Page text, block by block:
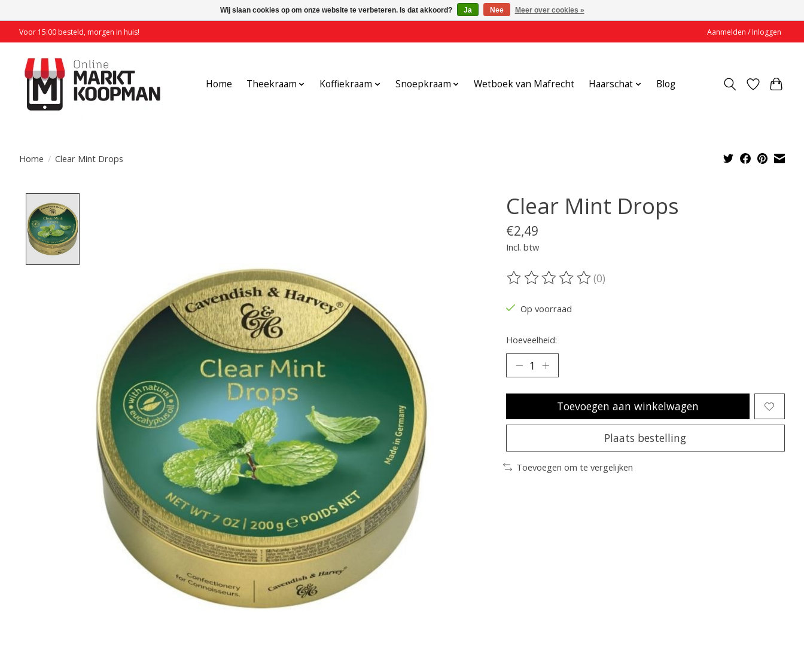
Voor 15:00 besteld, morgen in huis! Aanmelden / Inloggen
Home Theekraam Koffiekraam Snoepkraam Wetboek van Mafrecht Haarschat Blog
Home / Clear Mint Drops
Clear Mint Drops
€2,49
Incl. btw
De beoordeling van dit product is
(0)
Op voorraad
Hoeveelheid:
Toevoegen aan winkelwagen
Plaats bestelling
Toevoegen om te vergelijken
Wij slaan cookies op om onze website te verbeteren. Is dat akkoord? Ja Nee Meer over cookies »